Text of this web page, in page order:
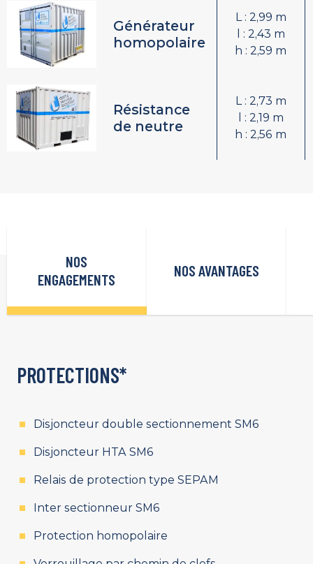
Générateur
homopolaire
L : 2,99 m
l : 2,43 m
h : 2,59 m
Résistance
de neutre
L : 2,73 m
l : 2,19 m
h : 2,56 m
NOS
ENGAGEMENTS
NOS AVANTAGES
PROTECTIONS*
Disjoncteur double sectionnement SM6
Disjoncteur HTA SM6
Relais de protection type SEPAM
Inter sectionneur SM6
Protection homopolaire